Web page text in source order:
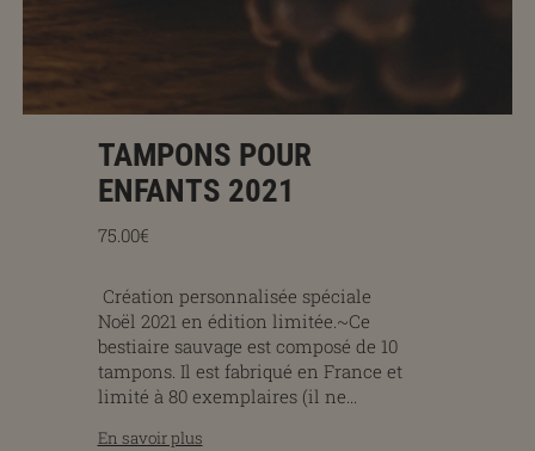
TAMPONS POUR
ENFANTS 2021
Prix régulier
75.00€
Création personnalisée spéciale
Noël 2021 en édition limitée.~Ce
bestiaire sauvage est composé de 10
tampons. Il est fabriqué en France et
limité à 80 exemplaires (il ne...
En savoir plus